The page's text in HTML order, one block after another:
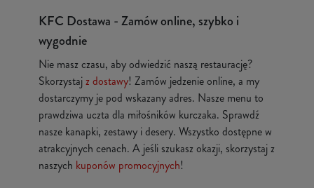
KFC Dostawa - Zamów online, szybko i
wygodnie
Nie masz czasu, aby odwiedzić naszą restaurację?
Skorzystajz dostawy! Zamów jedzenie online, a my
dostarczymy je pod wskazany adres. Nasze menu to
prawdziwa uczta dla miłośników kurczaka. Sprawdź
nasze kanapki, zestawy i desery. Wszystko dostępne w
atrakcyjnych cenach. A jeśli szukasz okazji, skorzystaj z
naszych kuponów promocyjnych!